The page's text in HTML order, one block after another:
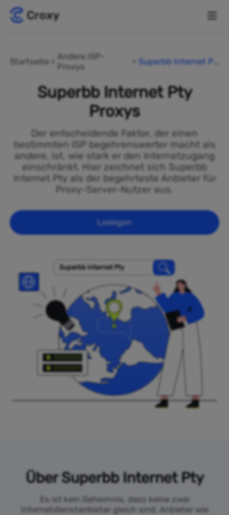
Startseite
Andere ISP-
Proxys
Superbb Internet Pt
Superbb Internet Pty
Proxys
Der entscheidende Faktor, der einen
bestimmten ISP begehrenswerter macht als
andere, ist, wie stark er den Internetzugang
einschränkt. Hier zeichnet sich Superbb
Internet Pty als der begehrteste Anbieter für
Proxy-Server-Nutzer aus.
Loslegen
Superbb Internet Pty
Über Superbb Internet Pty
Es ist kein Geheimnis, dass keine zwei
Internetdienstanbieter gleich sind. Anbieter wie